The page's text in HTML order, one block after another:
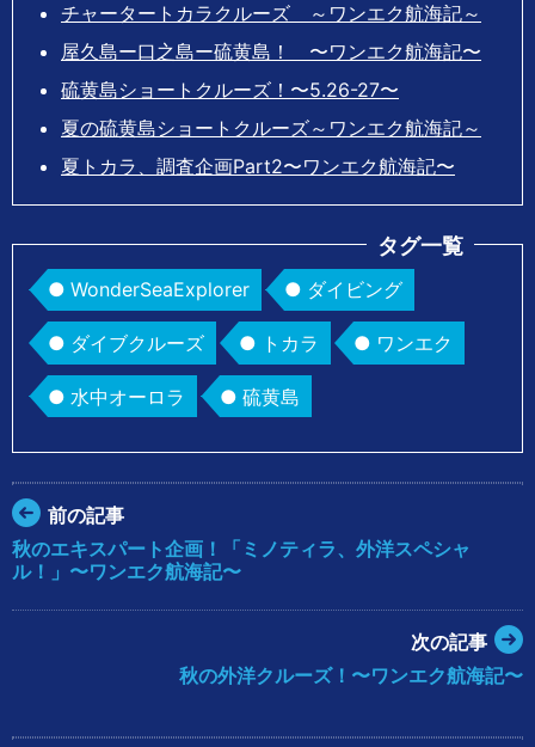
チャータートカラクルーズ ～ワンエク航海記～
屋久島ー口之島ー硫黄島！ 〜ワンエク航海記〜
硫黄島ショートクルーズ！〜5.26-27〜
夏の硫黄島ショートクルーズ～ワンエク航海記～
夏トカラ、調査企画Part2〜ワンエク航海記〜
タグ一覧
WonderSeaExplorer ダイビング
ダイブクルーズ トカラ ワンエク
水中オーロラ 硫黄島
前の記事
秋のエキスパート企画！「ミノティラ、外洋スペシャ
ル！」〜ワンエク航海記〜
次の記事
秋の外洋クルーズ！〜ワンエク航海記〜